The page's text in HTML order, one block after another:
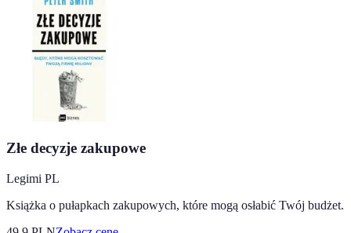
Złe decyzje zakupowe
Legimi PL
Książka o pułapkach zakupowych, które mogą osłabić Twój budżet.